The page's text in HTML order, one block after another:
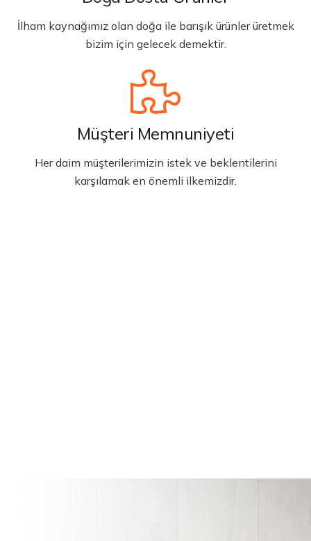
İlham kaynağımız olan doğa ile barışık ürünler üretmek
bizim için gelecek demektir.
Müşteri Memnuniyeti
Her daim müşterilerimizin istek ve beklentilerini
karşılamak en önemli ilkemizdir.